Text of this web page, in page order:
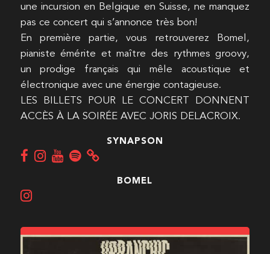
une incursion en Belgique en Suisse, ne manquez
pas ce concert qui s’annonce très bon!
En première partie, vous retrouverez Bomel,
pianiste émérite et maître des rythmes groovy,
un prodige français qui mêle acoustique et
électronique avec une énergie contagieuse.
LES BILLETS POUR LE CONCERT DONNENT
ACCÈS À LA SOIRÉE AVEC JORIS DELACROIX.
SYNAPSON
BOMEL